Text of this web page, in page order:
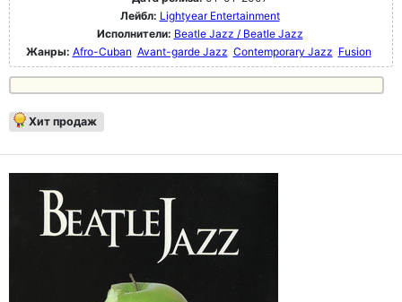
Лейбл: Lightyear Entertainment
Исполнители: Beatle Jazz / Beatle Jazz
Жанры: Afro-Cuban Avant-garde Jazz Contemporary Jazz Fusion
Хит продаж